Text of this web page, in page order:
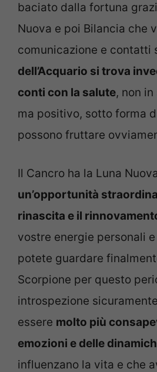
baciato dalla fortuna
Nuova e poi Bilancia che
comunicazione e contatti
dell’Acquario si trova
conti con la salute, non
ma positivo, sotto forma
possono fruttare
Il Cancro ha la Luna
un’opportunità
rinascita e il
vostre energie personali
potete guardare
Scorpione per questo
introspezione
essere molto più
emozioni e delle
influenzano la vita e che